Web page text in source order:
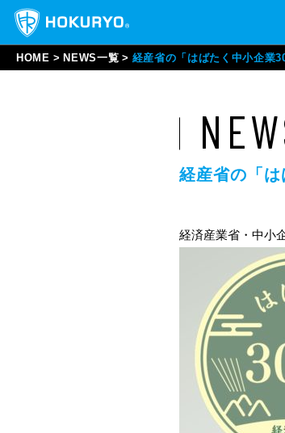
HOME NEWS一覧 経産省の「はばたく中小企業
経産省の「は
経済産業省・中小